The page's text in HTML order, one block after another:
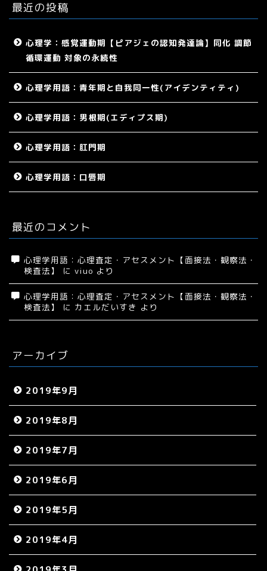
最近の投稿
心理学：感覚運動期【ピアジェの認知発達論】同化 調節
循環運動 対象の永続性
心理学用語：青年期と自我同一性(アイデンティティ)
心理学用語：男根期(エディプス期)
心理学用語：肛門期
心理学用語：口唇期
最近のコメント
心理学用語：心理査定・アセスメント【面接法・観察法・
検査法】
に viuo より
心理学用語：心理査定・アセスメント【面接法・観察法・
検査法】
に カエルだいすき より
アーカイブ
2019年9月
2019年8月
2019年7月
2019年6月
2019年5月
2019年4月